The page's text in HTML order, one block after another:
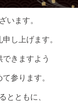
います。
し上げます。
きますよう
参ります。
とともに、